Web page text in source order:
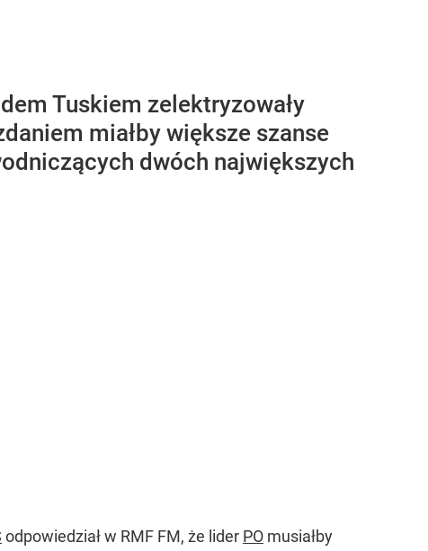
Tuskiem zelektryzowały
miałby większe szanse
dwóch największych
odpowiedział w RMF FM, że lider PO musiałby